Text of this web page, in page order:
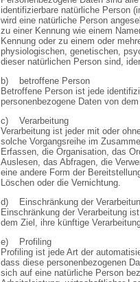
identifizierbare natürliche Person
wird eine natürliche Person
zu einer Kennung wie einem
Kennung oder zu einem oder
physiologischen, genetischen,
dieser natürlichen Person sind,
b) betroffene Person
Betroffene Person ist jede
personenbezogene Daten von
c) Verarbeitung
Verarbeitung ist jeder mit oder
solche Vorgangsreihe im
Erfassen, die Organisation, das
Auslesen, das Abfragen, die
eine andere Form der
Löschen oder die Vernichtung.
d) Einschränkung der
Einschränkung der Verarbeitung
dem Ziel, ihre künftige
e) Profiling
Profiling ist jede Art der
dass diese personenbezogenen
sich auf eine natürliche Person